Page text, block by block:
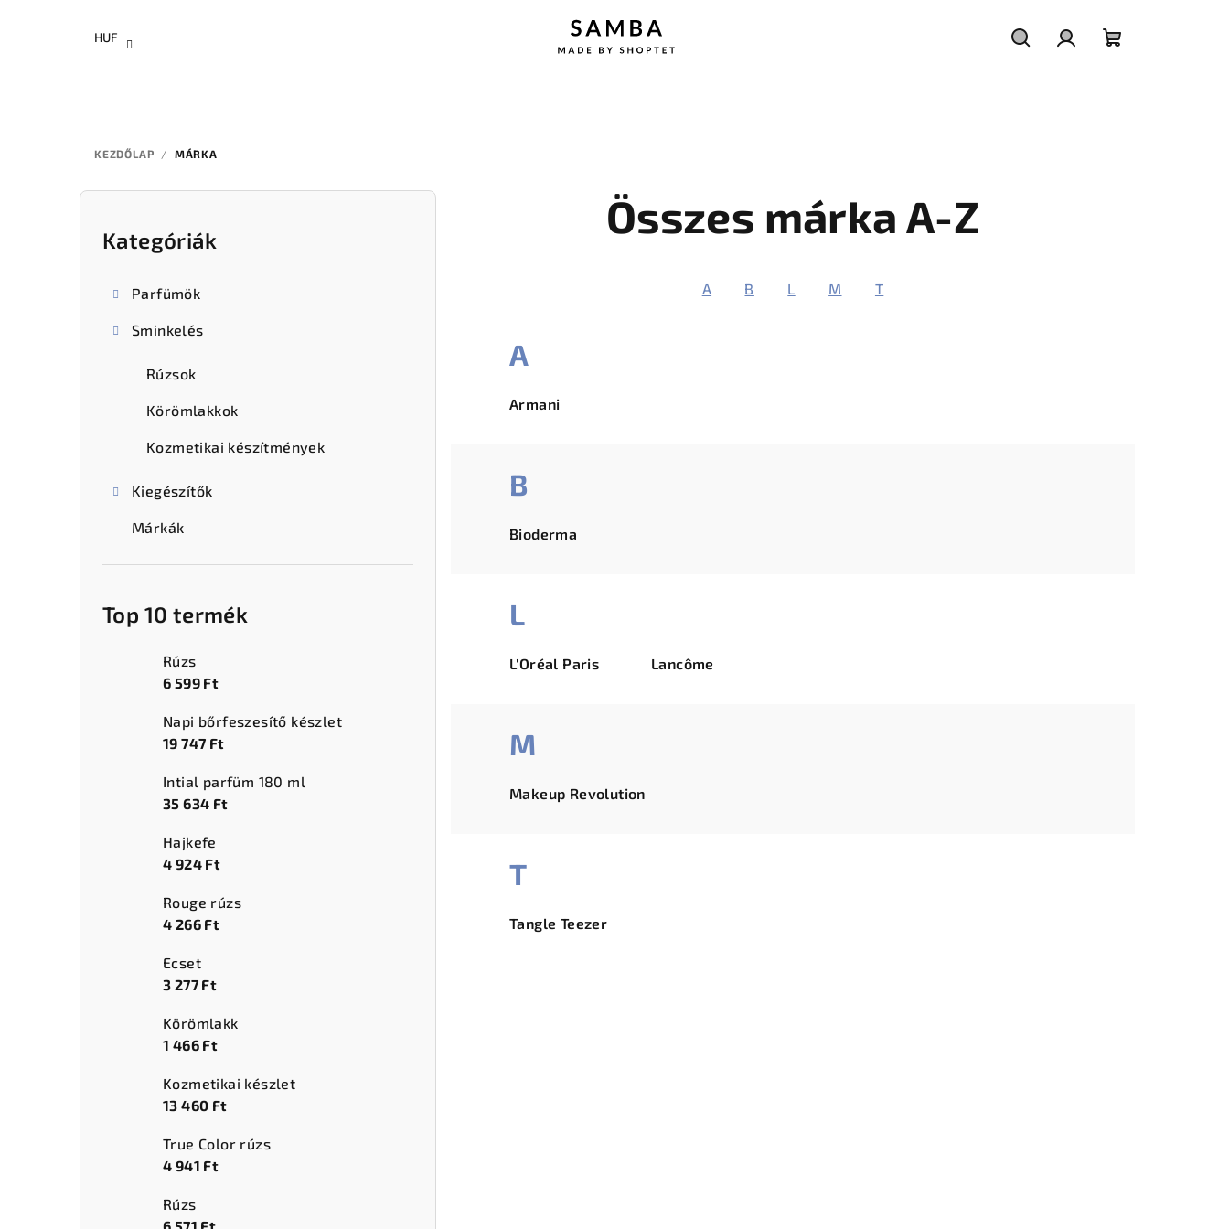
HUF
KEZDŐLAP / MÁRKA
O
Kategóriák
átugrása
Kategóriák
Parfümök
Sminkelés
Rúzsok
Körömlakkok
Kozmetikai készítmények
Kiegészítők
Márkák
Top 10 termék
Rúzs
6 599 Ft
Napi bőrfeszesítő készlet
19 747 Ft
Intial parfüm 180 ml
35 634 Ft
Hajkefe
4 924 Ft
Rouge rúzs
4 266 Ft
Ecset
3 277 Ft
Körömlakk
1 466 Ft
Kozmetikai készlet
13 460 Ft
True Color rúzs
4 941 Ft
Rúzs
Összes márka A-Z
A B L M T
A
Armani
B
Bioderma
L
L'Oréal Paris Lancôme
M
Makeup Revolution
T
Tangle Teezer